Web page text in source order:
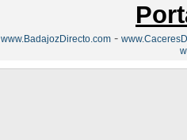
www.BadajozDirecto.com -